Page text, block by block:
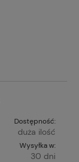
Dostępność:
duża ilość
Wysyłka w:
30 dni